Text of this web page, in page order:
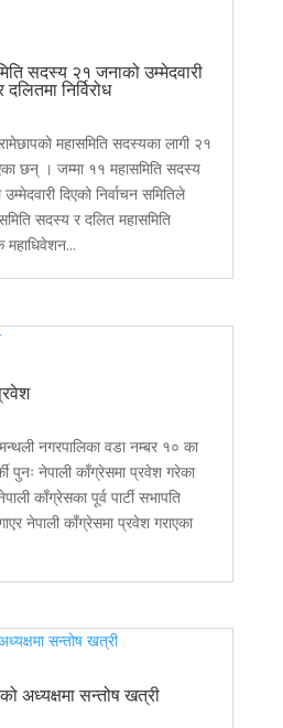
सदस्य २१ जनाको उम्मेदवारी
निर्विरोध
महासमिति सदस्यका लागी २१
छन् । जम्मा ११ महासमिति सदस्य
दिएको निर्वाचन समितिले
सदस्य र दलित महासमिति
नगरपालिका वडा नम्बर १० का
पुनः नेपाली काँग्रेसमा प्रवेश गरेका
काँग्रेसका पूर्व पार्टी सभापति
नेपाली काँग्रेसमा प्रवेश गराएका
अध्यक्षमा सन्तोष खत्री